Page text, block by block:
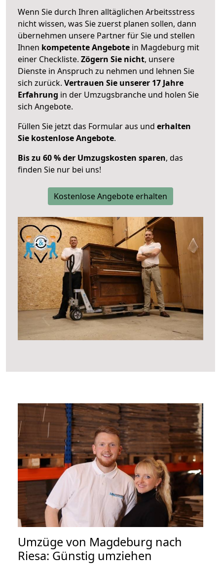
Wenn Sie durch Ihren alltäglichen Arbeitsstress
nicht wissen, was Sie zuerst planen sollen, dann
übernehmen unsere Partner für Sie und stellen
Ihnen kompetente Angebote in Magdeburg mit
einer Checkliste. Zögern Sie nicht, unsere
Dienste in Anspruch zu nehmen und lehnen Sie
sich zurück. Vertrauen Sie unserer 17 Jahre
Erfahrung in der Umzugsbranche und holen Sie
sich Angebote.
Füllen Sie jetzt das Formular aus und erhalten
Sie kostenlose Angebote.
Bis zu 60 % der Umzugskosten sparen, das
finden Sie nur bei uns!
Kostenlose Angebote erhalten
Umzüge von Magdeburg nach
Riesa: Günstig umziehen